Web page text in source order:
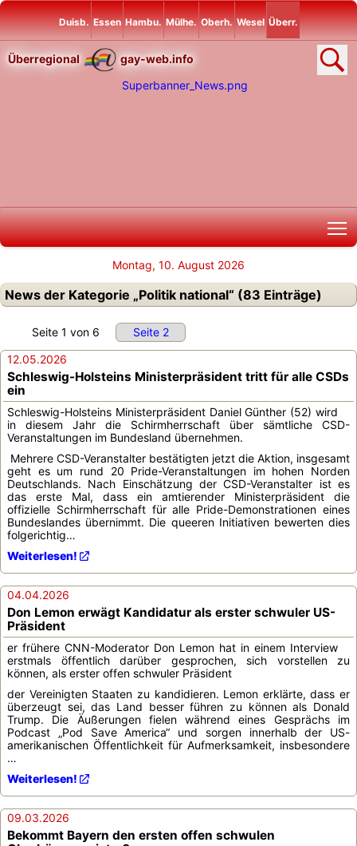
Duisb. Essen Hambu. Mülhe. Oberh. Wesel Überr.
Überregional gay-web.info
Montag, 10. August 2026
News der Kategorie „Politik national“ (83 Einträge)
Seite 1 von 6
Seite 2
12.05.2026
Schleswig-Holsteins Ministerpräsident tritt für alle CSDs
ein
Schleswig-Holsteins Ministerpräsident Daniel Günther (52) wird
in diesem Jahr die Schirmherrschaft über sämtliche CSD-
Veranstaltungen im Bundesland übernehmen.
Mehrere CSD-Veranstalter bestätigten jetzt die Aktion, insgesamt
geht es um rund 20 Pride-Veranstaltungen im hohen Norden
Deutschlands. Nach Einschätzung der CSD-Veranstalter ist es
das erste Mal, dass ein amtierender Ministerpräsident die
offizielle Schirmherrschaft für alle Pride-Demonstrationen eines
Bundeslandes übernimmt. Die queeren Initiativen bewerten dies
folgerichtig…
Weiterlesen!
04.04.2026
Don Lemon erwägt Kandidatur als erster schwuler US-
Präsident
er frühere CNN-Moderator Don Lemon hat in einem Interview
erstmals öffentlich darüber gesprochen, sich vorstellen zu
können, als erster offen schwuler Präsident
der Vereinigten Staaten zu kandidieren. Lemon erklärte, dass er
überzeugt sei, das Land besser führen zu können als Donald
Trump. Die Äußerungen fielen während eines Gesprächs im
Podcast „Pod Save America“ und sorgen innerhalb der US-
amerikanischen Öffentlichkeit für Aufmerksamkeit, insbesondere
…
Weiterlesen!
09.03.2026
Bekommt Bayern den ersten offen schwulen